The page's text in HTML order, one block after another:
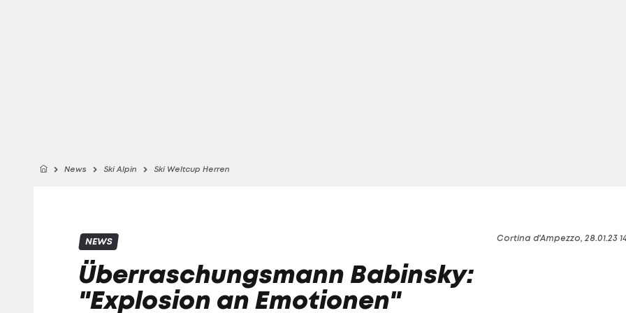
News Ski Alpin Ski Weltcup Herren
Cortina d'Ampezzo, 28.01.23
NEWS
Überraschungsmann Babinsky:
"Explosion an Emotionen"